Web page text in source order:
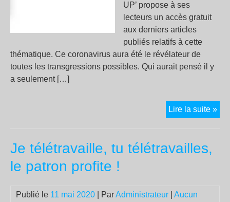
UP’ propose à ses
lecteurs un accès gratuit
aux derniers articles
publiés relatifs à cette
thématique. Ce coronavirus aura été le révélateur de
toutes les transgressions possibles. Qui aurait pensé il y
a seulement […]
Lire la suite »Les
Je télétravaille, tu télétravailles,
le patron profite !
Publié le 11 mai 2020 | ParAdministrateur
Aucun